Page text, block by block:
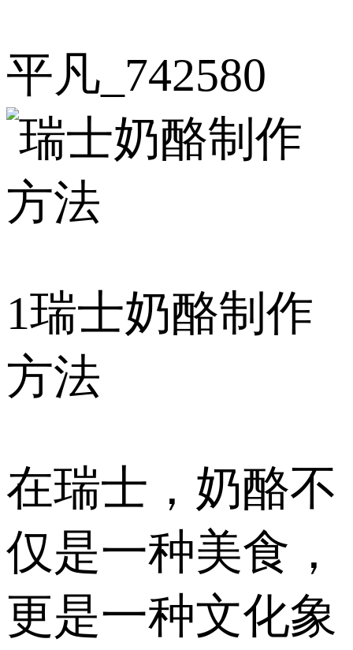
平凡_742580
1瑞士奶酪制作
方法
在瑞士，奶酪不
仅是一种美食，
更是一种文化象